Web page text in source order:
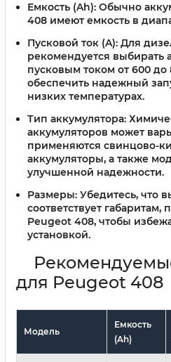
Емкость (Ah): Обычно
408 имеют емкость в
Пусковой ток (A): Для
рекомендуется выбирать
пусковым током от 600 до
обеспечить надежный
низких температурах.
Тип аккумулятора:
аккумуляторов может
применяются свинцово-
аккумуляторы, а также
улучшенной надежности.
Размеры: Убедитесь, что
соответствует
Peugeot 408, чтобы
установкой.
для Peugeot 408
Модель
Емкость
(Ah)